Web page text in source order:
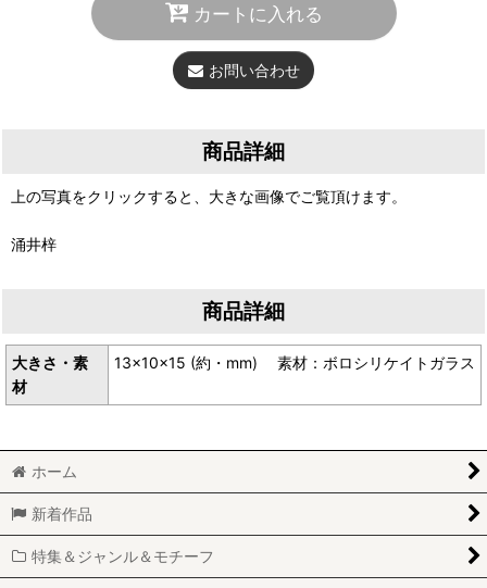
カートに入れる
お問い合わせ
商品詳細
上の写真をクリックすると、大きな画像でご覧頂けます。
涌井梓
商品詳細
大きさ・素
材
13×10×15 (約・mm) 素材：ボロシリケイトガラス
ホーム
新着作品
特集＆ジャンル＆モチーフ